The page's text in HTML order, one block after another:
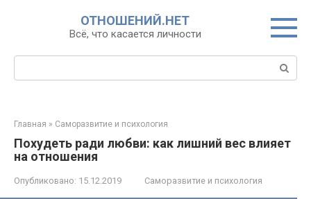
ОТНОШЕНИЙ.НЕТ
Всё, что касается личности
Поиск:
Главная » Саморазвитие и психология
Похудеть ради любви: как лишний вес влияет
на отношения
Опубликовано: 15.12.2019 Саморазвитие и психология